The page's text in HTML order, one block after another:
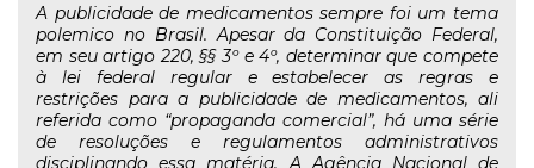
A publicidade de medicamentos sempre foi um tema
polemico no Brasil. Apesar da Constituição Federal,
em seu artigo 220, §§ 3º e 4º, determinar que compete
à lei federal regular e estabelecer as regras e
restrições para a publicidade de medicamentos, ali
referida como “propaganda comercial”, há uma série
de resoluções e regulamentos administrativos
disciplinando essa matéria. A Agência Nacional de